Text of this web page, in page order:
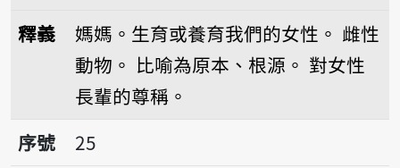
釋義 媽媽。生育或養育我們的女性。 雌性
動物。 比喻為原本、根源。 對女性
長輩的尊稱。
序號25無影
序號
25